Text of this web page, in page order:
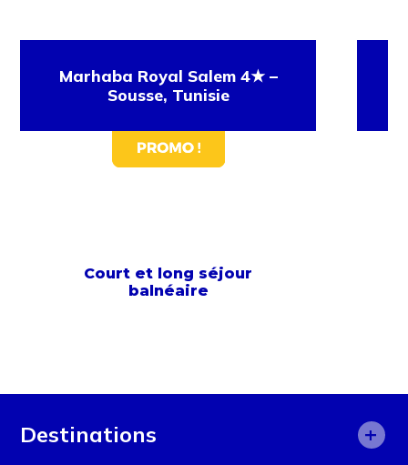
Marhaba Royal Salem 4★ –
Sousse, Tunisie
Court et long séjour
balnéaire
+
Destinations